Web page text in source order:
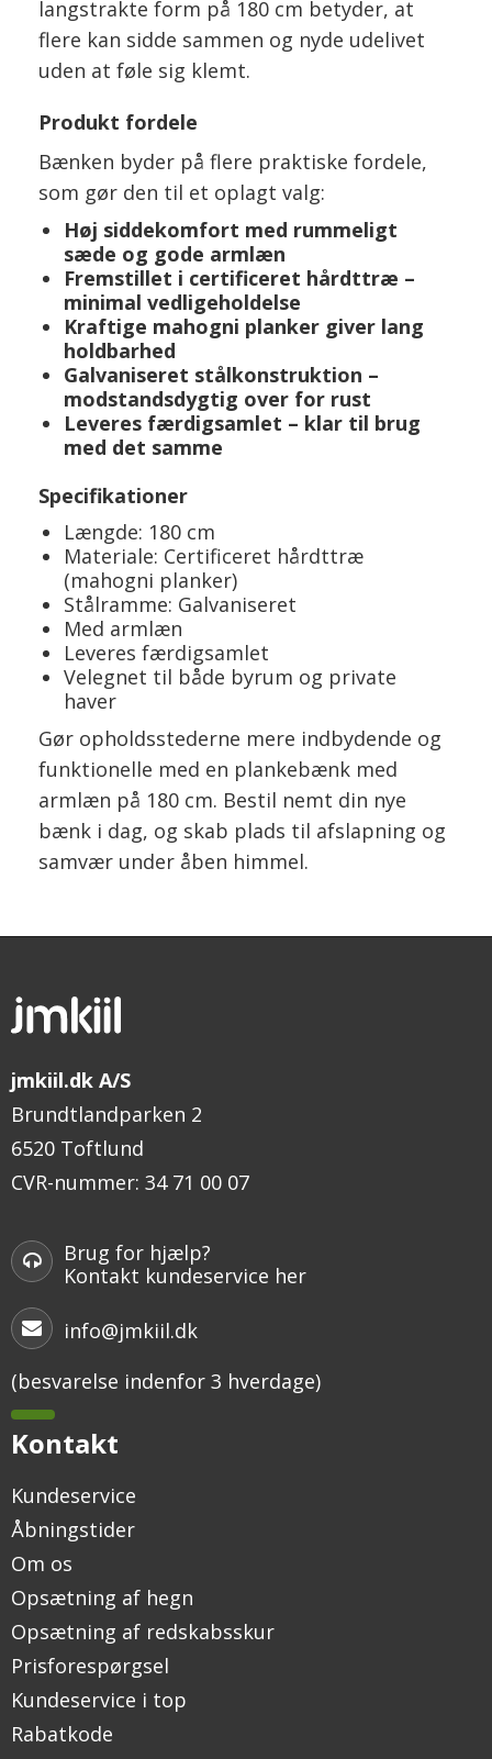
langstrakte form på 180 cm betyder, at
flere kan sidde sammen og nyde udelivet
uden at føle sig klemt.
Produkt fordele
Bænken byder på flere praktiske fordele,
som gør den til et oplagt valg:
Høj siddekomfort med rummeligt
sæde og gode armlæn
Fremstillet i certificeret hårdttræ –
minimal vedligeholdelse
Kraftige mahogni planker giver lang
holdbarhed
Galvaniseret stålkonstruktion –
modstandsdygtig over for rust
Leveres færdigsamlet – klar til brug
med det samme
Specifikationer
Længde: 180 cm
Materiale: Certificeret hårdttræ
(mahogni planker)
Stålramme: Galvaniseret
Med armlæn
Leveres færdigsamlet
Velegnet til både byrum og private
haver
Gør opholdsstederne mere indbydende og
funktionelle med en plankebænk med
armlæn på 180 cm. Bestil nemt din nye
bænk i dag, og skab plads til afslapning og
samvær under åben himmel.
jmkiil.dk A/S
Brundtlandparken 2
6520 Toftlund
CVR-nummer: 34 71 00 07
Brug for hjælp?
Kontakt kundeservice her
info@jmkiil.dk
(besvarelse indenfor 3 hverdage)
Kontakt
Kundeservice
Åbningstider
Om os
Opsætning af hegn
Opsætning af redskabsskur
Prisforespørgsel
Kundeservice i top
Rabatkode